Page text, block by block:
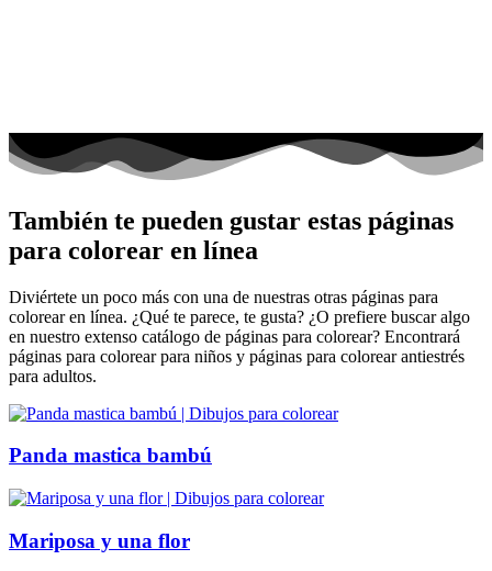
También te pueden gustar estas páginas
para colorear en línea
Diviértete un poco más con una de nuestras otras páginas para
colorear en línea. ¿Qué te parece, te gusta? ¿O prefiere buscar algo
en nuestro extenso catálogo de páginas para colorear? Encontrará
páginas para colorear para niños y páginas para colorear antiestrés
para adultos.
Panda mastica bambú
Mariposa y una flor